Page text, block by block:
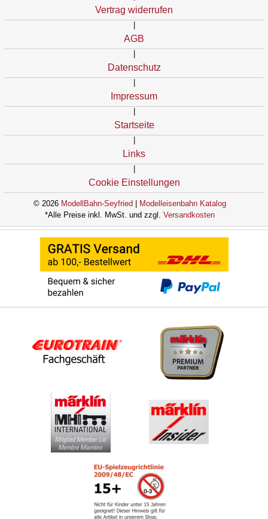
Vertrag widerrufen
AGB
Datenschutz
Impressum
Startseite
Links
Cookie Einstellungen
© 2026 ModellBahn-Seyfried
Modelleisenbahn Katalog
*Alle Preise inkl. MwSt. und zzgl. Versandkosten